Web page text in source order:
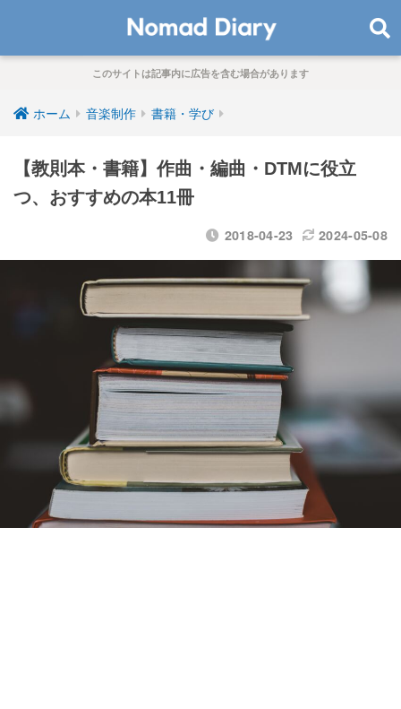
このサイトは記事内に広告を含む場合があります
ホーム 音楽制作 書籍・学び
【教則本・書籍】作曲・編曲・DTMに役立
つ、おすすめの本11冊
2018-04-23 2024-05-08